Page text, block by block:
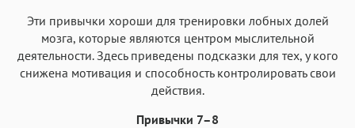
Эти привычки хороши для тренировки лобных долей
мозга, которые являются центром мыслительной
деятельности. Здесь приведены подсказки для тех, у кого
снижена мотивация и способность контролировать свои
действия.
Привычки 7–8